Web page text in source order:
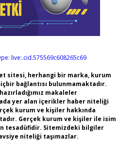
live:.cid.575569c608265c69
sitesi, herhangi bir marka, kurum
bağlantısı bulunmamaktadır.
makaleler
yer alan içerikler haber niteliği
kurum ve kişiler hakkında
Gerçek kurum ve kişiler ile isim
tesadüfidir. Sitemizdeki bilgiler
niteliği taşımazlar.